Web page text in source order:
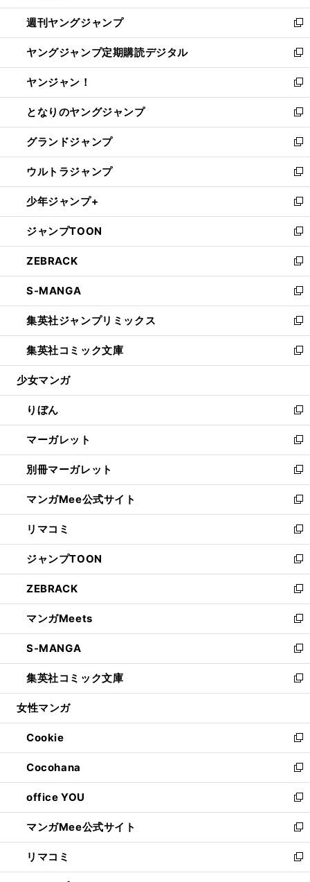
開
く
ウ
で
開
く
ン
ド
ウ
で
開
く
ウ
ィ
ン
ド
ウ
で
開
く
週刊ヤングジャンプ
新
し
い
ウ
ィ
ン
ド
ウ
で
開
く
ヤングジャンプ定期購読デジタル
新
し
い
ウ
ィ
ン
ド
ウ
で
開
く
ヤンジャン！
新
し
い
ウ
ィ
ン
ド
ウ
で
開
く
となりのヤングジャンプ
新
し
い
ウ
ィ
ン
ド
ウ
で
開
く
グランドジャンプ
新
し
い
ウ
ィ
ン
ド
ウ
で
開
く
ウルトラジャンプ
新
し
い
ウ
ィ
ン
ド
ウ
で
開
く
少年ジャンプ+
新
し
い
ウ
ィ
ン
ド
ウ
で
開
く
ジャンプTOON
新
し
い
ウ
ィ
ン
ド
ウ
で
開
ZEBRACK
新
し
い
ウ
ィ
ン
ド
ウ
開
く
S-MANGA
新
し
い
ウ
ィ
ン
ウ
で
開
く
集英社ジャンプリミックス
新
し
い
ウ
ン
ド
ウ
で
開
く
集英社コミック文庫
新
し
ウ
ィ
ン
ド
ウ
で
開
く
少女マンガ
りぼん
新
し
い
ウ
ィ
ン
ド
ウ
で
開
く
マーガレット
新
し
い
ウ
ィ
ン
ド
ウ
で
開
く
別冊マーガレット
新
し
い
ウ
ィ
ン
ド
ウ
で
開
く
マンガMee公式サイト
新
し
い
ウ
ィ
ン
ド
ウ
で
開
く
リマコミ
新
し
い
ウ
ィ
ン
ド
ウ
で
開
く
ジャンプTOON
新
し
い
ウ
ィ
ン
ド
ウ
で
開
ZEBRACK
新
し
い
ウ
ィ
ン
ド
ウ
開
く
マンガMeets
新
し
い
ウ
ィ
ン
ウ
で
開
く
S-MANGA
新
し
い
ウ
ン
ド
ウ
で
開
く
集英社コミック文庫
新
し
ウ
ィ
ン
ド
ウ
で
開
く
女性マンガ
Cookie
新
し
い
ウ
ィ
ン
ド
ウ
で
開
Cocohana
新
し
い
ウ
ィ
ン
ド
ウ
office YOU
新
し
い
ウ
ィ
ン
マンガMee公式サイト
新
し
い
ウ
リマコミ
新
し